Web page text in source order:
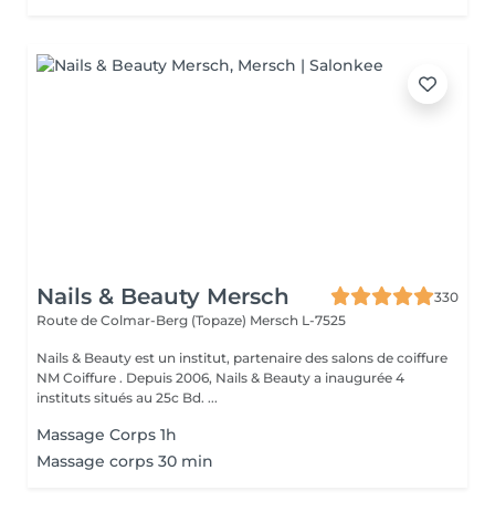
Nails & Beauty Mersch
330
Route de Colmar-Berg (Topaze) Mersch L-7525
Nails & Beauty est un institut, partenaire des salons de coiffure
NM Coiffure . Depuis 2006, Nails & Beauty a inaugurée 4
instituts situés au 25c Bd. ...
Massage Corps 1h
Massage corps 30 min